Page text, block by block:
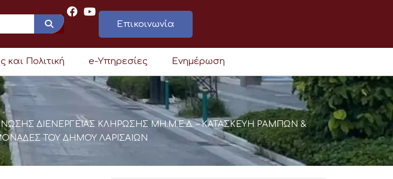
Επικοινωνία
και Πολιτική e-Υπηρεσίες Ενημέρωση
ΔΙΕΝΕΡΓΕΙΑΣ ΚΛΗΡΩΣΗΣ ΜΗ.Μ.Ε.Δ. – ΚΑΤΑΣΚΕΥΗ ΡΑΜΠΩΝ &
ΤΟΥ ΔΗΜΟΥ ΛΑΡΙΣΑΙΩΝ